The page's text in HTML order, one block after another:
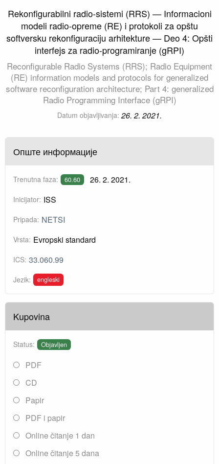
Rekonfigurabilni radio-sistemi (RRS) — Informacioni
modeli radio-opreme (RE) i protokoli za opštu
softversku rekonfiguraciju arhitekture — Deo 4: Opšti
interfejs za radio-programiranje (gRPI)
Reconfigurable Radio Systems (RRS); Radio Equipment
(RE) information models and protocols for generalized
software reconfiguration architecture; Part 4: generalized
Radio Programming Interface (gRPI)
Datum objavljivanja: 26. 2. 2021.
Опште информације
Trenutna faza: 60.60 26. 2. 2021.
Inicijator: ISS
Pripada: NETSI
Vrsta: Evropski standard
ICS: 33.060.99
Jezik: engleski
Kupovina
Status: Objavljen
PDF
CD
Papir
PDF i papir
Online čitanje 1 dan
Online čitanje 5 dana